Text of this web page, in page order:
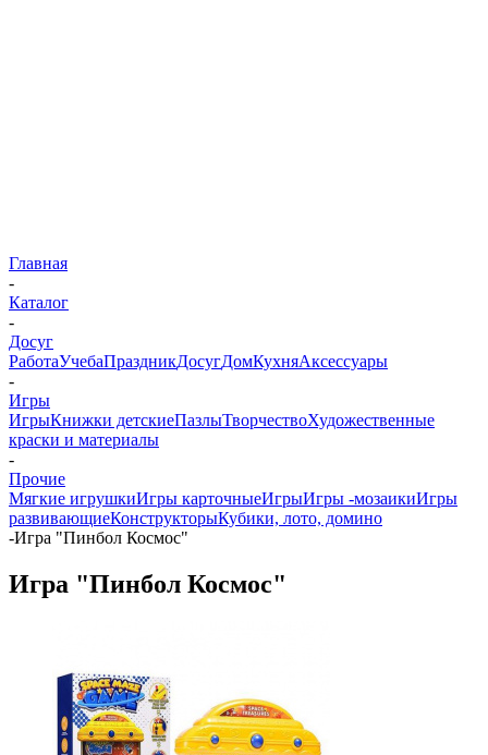
Главная
-
Каталог
-
Досуг
РаботаУчебаПраздникДосугДомКухняАксессуары
-
Игры
ИгрыКнижки детскиеПазлыТворчествоХудожественные
краски и материалы
-
Прочие
Мягкие игрушкиИгры карточныеИгрыИгры -мозаикиИгры
развивающиеКонструкторыКубики, лото, домино
-Игра "Пинбол Космос"
Игра "Пинбол Космос"